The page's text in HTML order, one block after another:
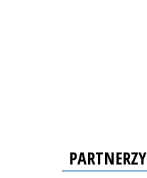
PARTNERZY